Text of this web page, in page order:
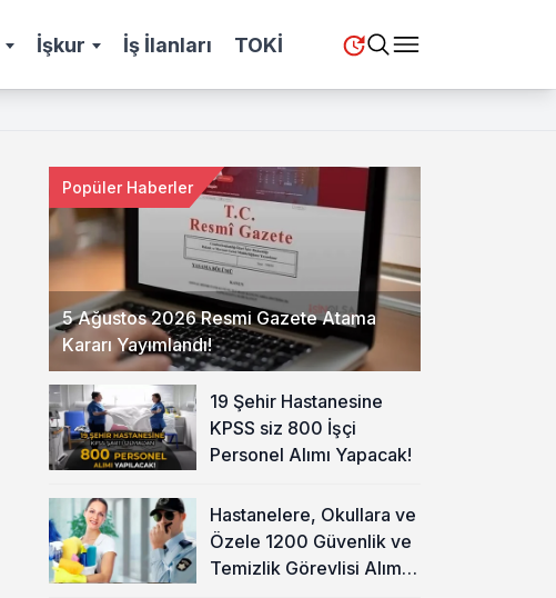
İşkur İş İlanları TOKİ
5 Ağustos 2026 Resmi Gazete Atama
Kararı Yayımlandı!
Popüler Haberler
19 Şehir Hastanesine
KPSS siz 800 İşçi
Personel Alımı Yapacak!
Hastanelere, Okullara ve
Özele 1200 Güvenlik ve
Temizlik Görevlisi Alımı